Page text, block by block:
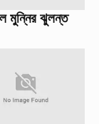
মুন্নির ঝুলন্ত